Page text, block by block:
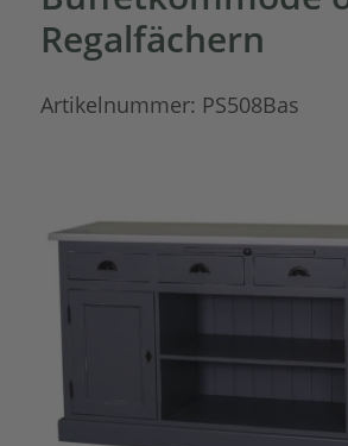
Regalfächern
Artikelnummer: PS508Bas